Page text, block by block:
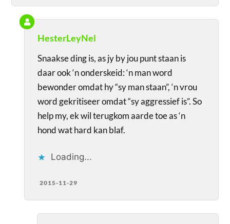
HesterLeyNel
Snaakse ding is, as jy by jou punt staan is
daar ook ‘n onderskeid: ‘n man word
bewonder omdat hy “sy man staan”, ‘n vrou
word gekritiseer omdat “sy aggressief is”. So
help my, ek wil terugkom aarde toe as ‘n
hond wat hard kan blaf.
Loading...
2015-11-29